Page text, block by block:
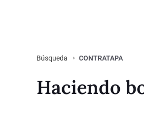
Búsqueda CONTRATAPA
Haciendo